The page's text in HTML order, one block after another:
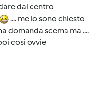
dal centro
.... me lo sono chiesto
domanda scema ma ....
così ovvie